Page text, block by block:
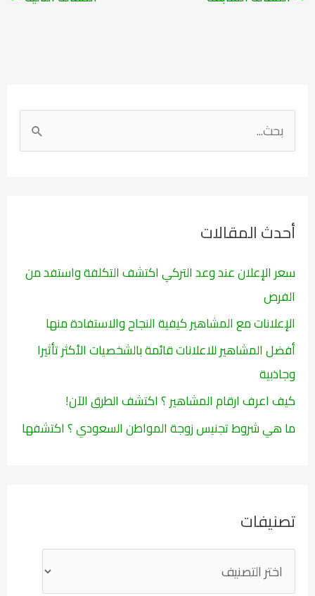
ل
ث
ع
ن
أحدث المقالات
سعر الإعلان عند وعد التركي اكتشف التكلفة واستفد من
الفرص
الإعلانات مع المشاهير كيفية النجاح والاستفادة منها
أفضل المشاهير للاعلانات قائمة بالشخصيات الأكثر تأثيرا
وجاذبية
كيف اعرف ارقام المشاهير ؟ اكتشف الطرق الآن!
ما هي شروط تجنيس زوجة المواطن السعودي ؟ اكتشفها
تصنيفات